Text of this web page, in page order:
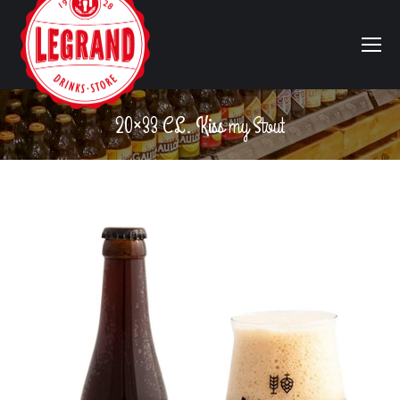
20×33 CL. Kiss my Stout
Vous êtes ici :